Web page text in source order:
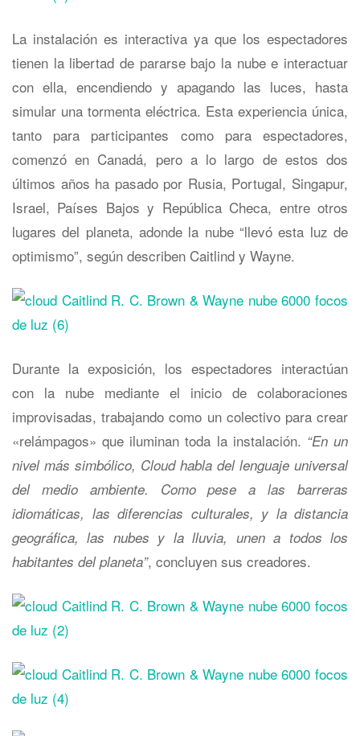
La instalación es interactiva ya que los espectadores
tienen la libertad de pararse bajo la nube e interactuar
con ella, encendiendo y apagando las luces, hasta
simular una tormenta eléctrica. Esta experiencia única,
tanto para participantes como para espectadores,
comenzó en Canadá, pero a lo largo de estos dos
últimos años ha pasado por Rusia, Portugal, Singapur,
Israel, Países Bajos y República Checa, entre otros
lugares del planeta, adonde la nube “llevó esta luz de
optimismo”, según describen Caitlind y Wayne.
Durante la exposición, los espectadores interactúan
con la nube mediante el inicio de colaboraciones
improvisadas, trabajando como un colectivo para crear
«relámpagos» que iluminan toda la instalación. “En un
nivel más simbólico, Cloud habla del lenguaje universal
del medio ambiente. Como pese a las barreras
idiomáticas, las diferencias culturales, y la distancia
geográfica, las nubes y la lluvia, unen a todos los
habitantes del planeta”, concluyen sus creadores.